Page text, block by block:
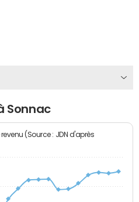
Sonnac
(Source : JDN d'après